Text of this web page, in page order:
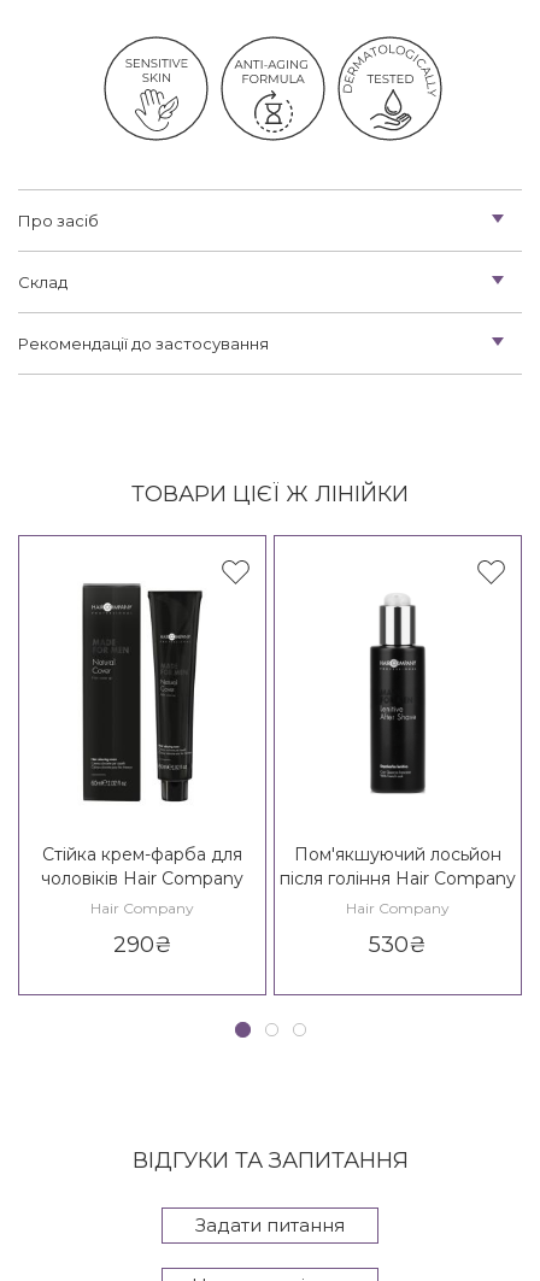
Про засіб
Склад
Рекомендації до застосування
ТОВАРИ ЦІЄЇ Ж ЛІНІЙКИ
Стійка крем-фарба для
чоловіків Hair Company
Made For Men Natural
Hair Company
290₴
Пом'якшуючий лосьйон
після гоління Hair Company
Made For Men Lenitive
Hair Company
530₴
ВІДГУКИ ТА ЗАПИТАННЯ
Задати питання